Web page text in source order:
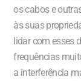
os cabos e
às suas
lidar com esses
frequências
a interferência